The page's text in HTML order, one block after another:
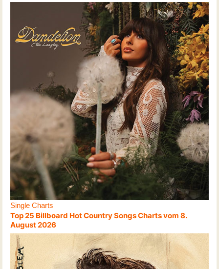
Single Charts
Top 25 Billboard Hot Country Songs Charts vom 8.
August 2026